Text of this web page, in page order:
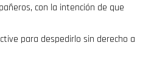
con la intención de que
para despedirlo sin derecho a